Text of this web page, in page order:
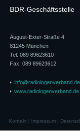
BDR-Geschäftsstelle
August-Exter-Straße 4
81245 München
Tel: 089 89623610
Fax: 089 89623612
info@radiologenverband.de
www.radiologenverband.de
Kontakt| Impressum|